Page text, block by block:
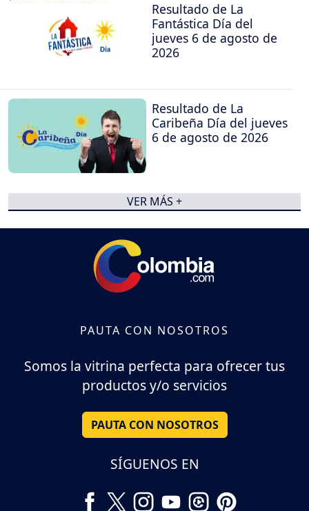
Resultado de La
Fantástica Día del
jueves 6 de agosto de
2026
Resultado de La
Caribeña Día del jueves
6 de agosto de 2026
VER MÁS +
PAUTA CON NOSOTROS
Somos la vitrina perfecta para ofrecer tus
productos y/o servicios
PAUTA CON NOSOTROS
SÍGUENOS EN